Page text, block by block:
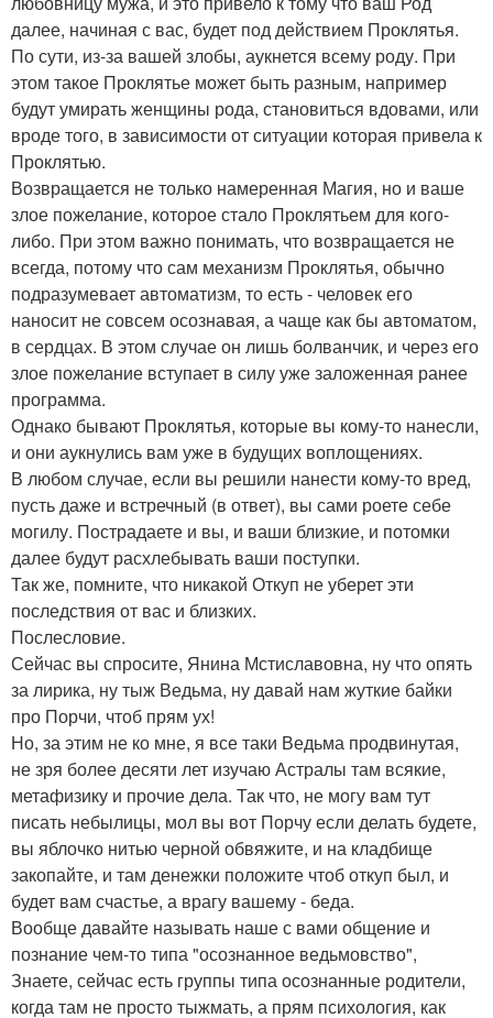
далее, начиная с вас, будет под действием Проклятья.
По сути, из-за вашей злобы, аукнется всему роду. При
этом такое Проклятье может быть разным, например
будут умирать женщины рода, становиться вдовами, или
вроде того, в зависимости от ситуации которая привела к
Проклятью.
Возвращается не только намеренная Магия, но и ваше
злое пожелание, которое стало Проклятьем для кого-
либо. При этом важно понимать, что возвращается не
всегда, потому что сам механизм Проклятья, обычно
подразумевает автоматизм, то есть - человек его
наносит не совсем осознавая, а чаще как бы автоматом,
в сердцах. В этом случае он лишь болванчик, и через его
злое пожелание вступает в силу уже заложенная ранее
программа.
Однако бывают Проклятья, которые вы кому-то нанесли,
и они аукнулись вам уже в будущих воплощениях.
В любом случае, если вы решили нанести кому-то вред,
пусть даже и встречный (в ответ), вы сами роете себе
могилу. Пострадаете и вы, и ваши близкие, и потомки
далее будут расхлебывать ваши поступки.
Так же, помните, что никакой Откуп не уберет эти
последствия от вас и близких.
Послесловие.
Сейчас вы спросите, Янина Мстиславовна, ну что опять
за лирика, ну тыж Ведьма, ну давай нам жуткие байки
про Порчи, чтоб прям ух!
Но, за этим не ко мне, я все таки Ведьма продвинутая,
не зря более десяти лет изучаю Астралы там всякие,
метафизику и прочие дела. Так что, не могу вам тут
писать небылицы, мол вы вот Порчу если делать будете,
вы яблочко нитью черной обвяжите, и на кладбище
закопайте, и там денежки положите чтоб откуп был, и
будет вам счастье, а врагу вашему - беда.
Вообще давайте называть наше с вами общение и
познание чем-то типа "осознанное ведьмовство",
Знаете, сейчас есть группы типа осознанные родители,
когда там не просто тыжмать, а прям психология, как